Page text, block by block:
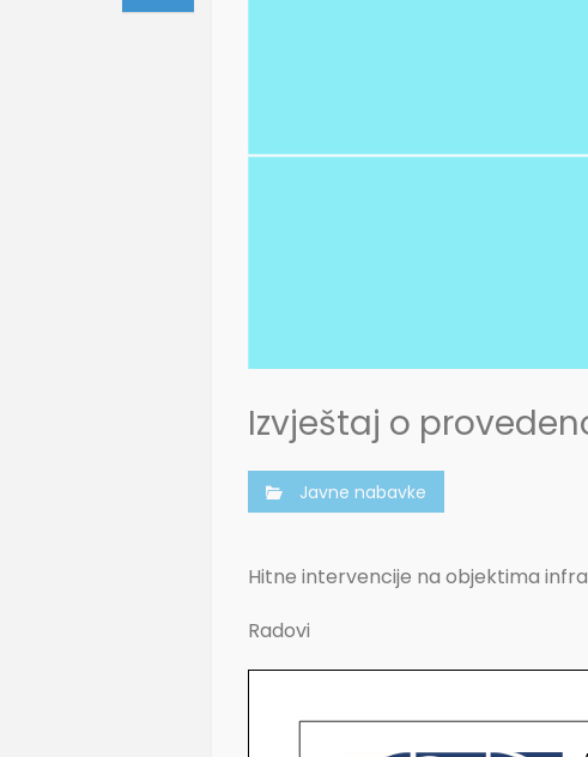
Izvještaj o
Javne nabavke
Hitne intervencije na objektima
Radovi